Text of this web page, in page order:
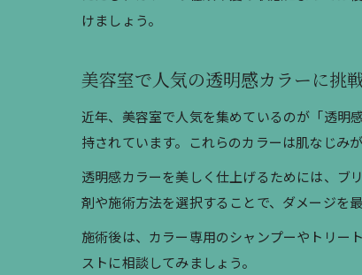
けましょう。
美容室で人気の透明感カラーに挑
近年、美容室で人気を集めているのが「透明
持されています。これらのカラーは肌なじみ
透明感カラーを美しく仕上げるためには、ブ
剤や施術方法を選択することで、ダメージを
施術後は、カラー専用のシャンプーやトリー
ストに相談してみましょう。